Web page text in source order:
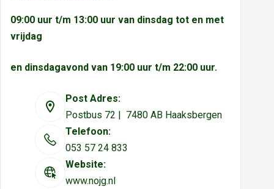
09:00 uur t/m 13:00 uur van dinsdag tot en met
vrijdag
en dinsdagavond van 19:00 uur t/m 22:00 uur.
Post Adres:
Postbus 72 | 7480 AB Haaksbergen
Telefoon:
053 57 24 833
Website:
www.nojg.nl